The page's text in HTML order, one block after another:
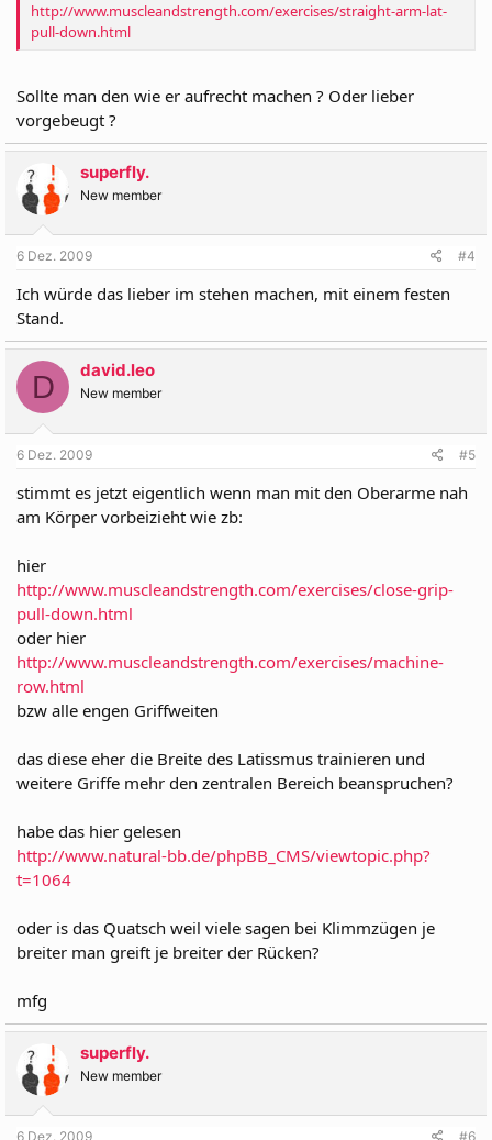
http://www.muscleandstrength.com/exercises/straight-arm-lat-
pull-down.html
Sollte man den wie er aufrecht machen ? Oder lieber
vorgebeugt ?
superfly.
New member
6 Dez. 2009 #4
Ich würde das lieber im stehen machen, mit einem festen
Stand.
D david.leo
New member
6 Dez. 2009 #5
stimmt es jetzt eigentlich wenn man mit den Oberarme nah
am Körper vorbeizieht wie zb:
hier
http://www.muscleandstrength.com/exercises/close-grip-
pull-down.html
oder hier
http://www.muscleandstrength.com/exercises/machine-
row.html
bzw alle engen Griffweiten
das diese eher die Breite des Latissmus trainieren und
weitere Griffe mehr den zentralen Bereich beanspruchen?
habe das hier gelesen
http://www.natural-bb.de/phpBB_CMS/viewtopic.php?
t=1064
oder is das Quatsch weil viele sagen bei Klimmzügen je
breiter man greift je breiter der Rücken?
mfg
superfly.
New member
6 Dez. 2009 #6